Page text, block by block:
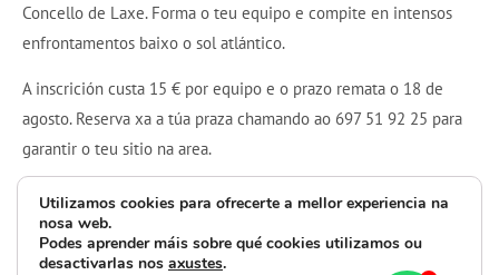
Concello de Laxe. Forma o teu equipo e compite en intensos
enfrontamentos baixo o sol atlántico.
A inscrición custa 15 € por equipo e o prazo remata o 18 de
agosto. Reserva xa a túa praza chamando ao 697 51 92 25 para
garantir o teu sitio na area.
Disfruta de dous días de deporte, ledicia e compañeirismo
xunto ao mar. ¡Anímate e participa no mellor torneo de vóley-
praia da Costa da Morte!
Utilizamos cookies para ofrecerte a mellor experiencia na
nosa web.
Podes aprender máis sobre qué cookies utilizamos ou
desactivarlas nos axustes.